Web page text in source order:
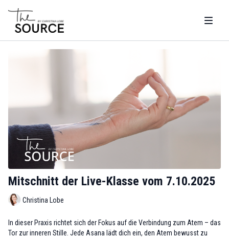
Mitschnitt der Live-Klasse vom 7.10.2025
Christina Lobe
In dieser Praxis richtet sich der Fokus auf die Verbindung zum Atem – das
Tor zur inneren Stille. Jede Asana lädt dich ein, den Atem bewusst zu